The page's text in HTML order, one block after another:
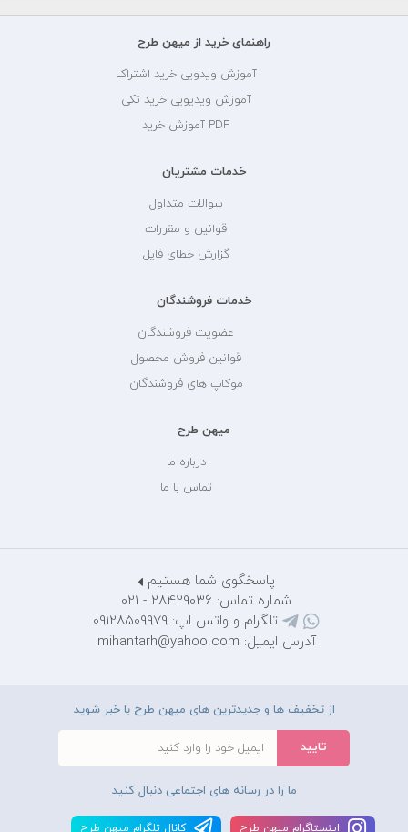
راهنمای خرید از میهن طرح
آموزش ویدویی خرید اشتراک
آموزش ویدیویی خرید تکی
PDF آموزش خرید
خدمات مشتریان
سوالات متداول
قوانین و مقررات
گزارش خطای فایل
خدمات فروشندگان
عضویت فروشندگان
قوانین فروش محصول
موکاپ های فروشندگان
میهن طرح
درباره ما
تماس با ما
پاسخگوی شما هستیم
شماره تماس: 28429036 - 021
تلگرام و واتس اپ: 09128509979
آدرس ایمیل: mihantarh@yahoo.com
از تخفیف ها و جدیدترین های میهن طرح با خبر شوید
ما را در رسانه های اجتماعی دنبال کنید
اينستاگرام ميهن طرح کانال تلگرام ميهن طرح